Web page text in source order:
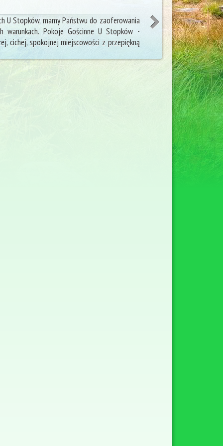
U Stopków, mamy Państwu do zaoferowania
warunkach. Pokoje Gościnne U Stopków -
cichej, spokojnej miejscowości z przepiękną